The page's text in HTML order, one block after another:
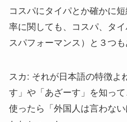
コスパにタイパとか確かに
率に関しても、コスパ、タ
スパフォーマンス）と３つも
スカ: それが日本語の特徴よ
す」や「あざーす」を知っ
使ったら「外国人は言わな